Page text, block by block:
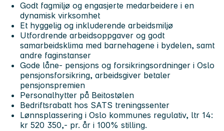
Godt fagmiljø og engasjerte medarbeidere i en
dynamisk virksomhet
Et hyggelig og inkluderende arbeidsmiljø
Utfordrende arbeidsoppgaver og godt
samarbeidsklima med barnehagene i bydelen, samt
andre faginstanser
Gode låne- pensjons og forsikringsordninger i Oslo
pensjonsforsikring, arbeidsgiver betaler
pensjonspremien
Personalhytter på Beitostølen
Bedriftsrabatt hos SATS treningssenter
Lønnsplassering i Oslo kommunes regulativ, ltr 14:
kr 520 350,- pr. år i 100% stilling.